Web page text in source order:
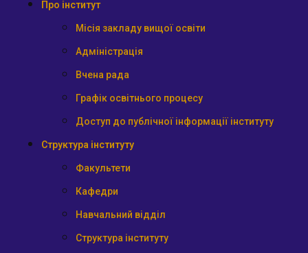
Про інститут
Місія закладу вищої освіти
Адміністрація
Вчена рада
Графік освітнього процесу
Доступ до публічної інформації інституту
Структура інституту
Факультети
Кафедри
Навчальний відділ
Структура інституту